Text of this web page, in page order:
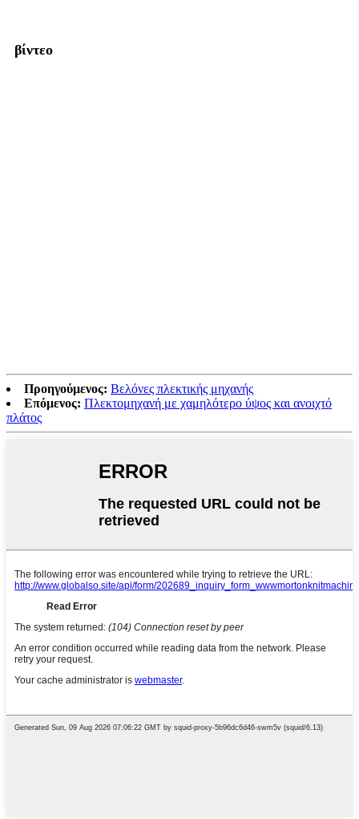
βίντεο
Προηγούμενος: Βελόνες πλεκτικής μηχανής
Επόμενος: Πλεκτομηχανή με χαμηλότερο ύψος και ανοιχτό
πλάτος